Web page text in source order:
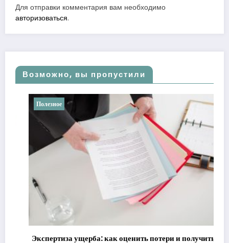
Для отправки комментария вам необходимо
авторизоваться.
Возможно, вы пропустили
Полезное
Экспертиза ущерба: как оценить потери и получить